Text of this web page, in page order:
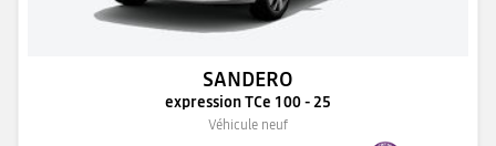
SANDERO
expression TCe 100 - 25
Véhicule neuf